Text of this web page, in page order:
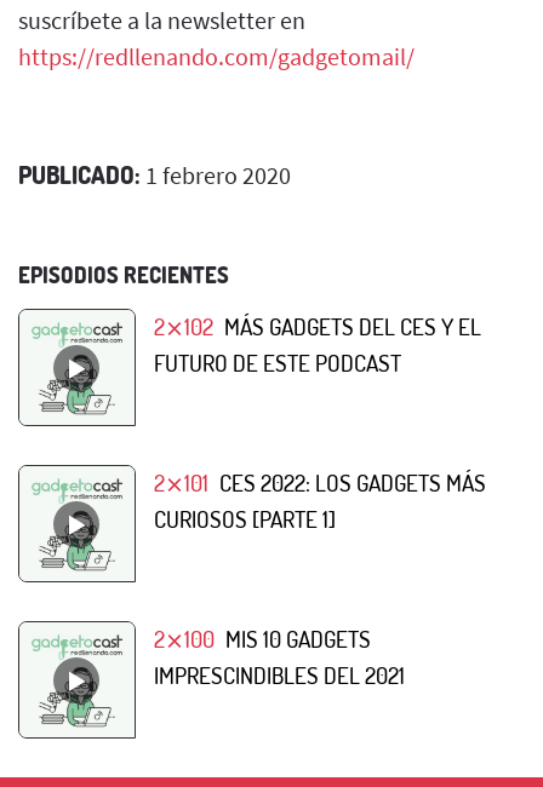
suscríbete a la newsletter en
https://redllenando.com/gadgetomail/
PUBLICADO: 1 febrero 2020
EPISODIOS RECIENTES
2⨯102 MÁS GADGETS DEL CES Y EL
FUTURO DE ESTE PODCAST
2⨯101 CES 2022: LOS GADGETS MÁS
CURIOSOS [PARTE 1]
2⨯100 MIS 10 GADGETS
IMPRESCINDIBLES DEL 2021